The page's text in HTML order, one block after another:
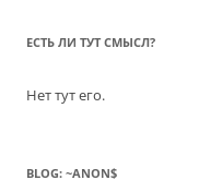
ЕСТЬ ЛИ ТУТ СМЫСЛ?
Нет тут его.
BLOG: ~ANON$